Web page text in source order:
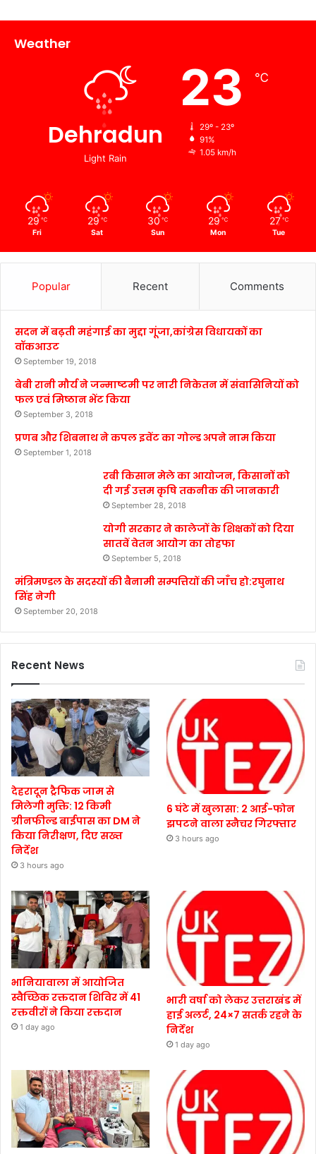
Weather
Dehradun
Light Rain
23 ℃
29º - 23º
91%
1.05 km/h
29 ℃
Fri
29 ℃
Sat
30 ℃
Sun
29 ℃
Mon
27 ℃
Tue
Popular Recent Comments
सदन में बढ़ती महंगाई का मुद्दा गूंजा,कांग्रेस विधायकों का
वॉकआउट
September 19, 2018
बेबी रानी मौर्य ने जन्माष्टमी पर नारी निकेतन में संवासिनियों को
फल एवं मिष्ठान भेंट किया
September 3, 2018
प्रणब और शिबनाथ ने कपल इवेंट का गोल्ड अपने नाम किया
September 1, 2018
रबी किसान मेले का आयोजन, किसानों को
दी गई उत्तम कृषि तकनीक की जानकारी
September 28, 2018
योगी सरकार ने कालेजों के शिक्षकों को दिया
सातवें वेतन आयोग का तोहफा
September 5, 2018
मंत्रिमण्डल के सदस्यों की बैनामी सम्पत्तियों की जाँच हो:रघुनाथ
सिंह नेगी
September 20, 2018
Recent News
देहरादून ट्रैफिक जाम से
मिलेगी मुक्ति: 12 किमी
ग्रीनफील्ड बाईपास का DM ने
किया निरीक्षण, दिए सख्त
निर्देश
3 hours ago
6 घंटे में खुलासा: 2 आई-फोन
झपटने वाला स्नैचर गिरफ्तार
3 hours ago
भानियावाला में आयोजित
स्वैच्छिक रक्तदान शिविर में 41
रक्तवीरों ने किया रक्तदान
1 day ago
भारी वर्षा को लेकर उत्तराखंड में
हाई अलर्ट, 24×7 सतर्क रहने के
निर्देश
1 day ago